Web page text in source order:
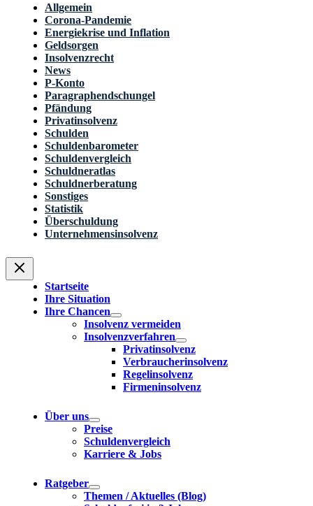
Allgemein
Corona-Pandemie
Energiekrise und Inflation
Geldsorgen
Insolvenzrecht
News
P-Konto
Paragraphendschungel
Pfändung
Privatinsolvenz
Schulden
Schuldenbarometer
Schuldenvergleich
Schuldneratlas
Schuldnerberatung
Sonstiges
Statistik
Überschuldung
Unternehmensinsolvenz
Startseite
Ihre Situation
Ihre Chancen
Insolvenz vermeiden
Insolvenzverfahren
Privatinsolvenz
Verbraucherinsolvenz
Regelinsolvenz
Firmeninsolvenz
Über uns
Preise
Schuldenvergleich
Karriere & Jobs
Ratgeber
Themen / Aktuelles (Blog)